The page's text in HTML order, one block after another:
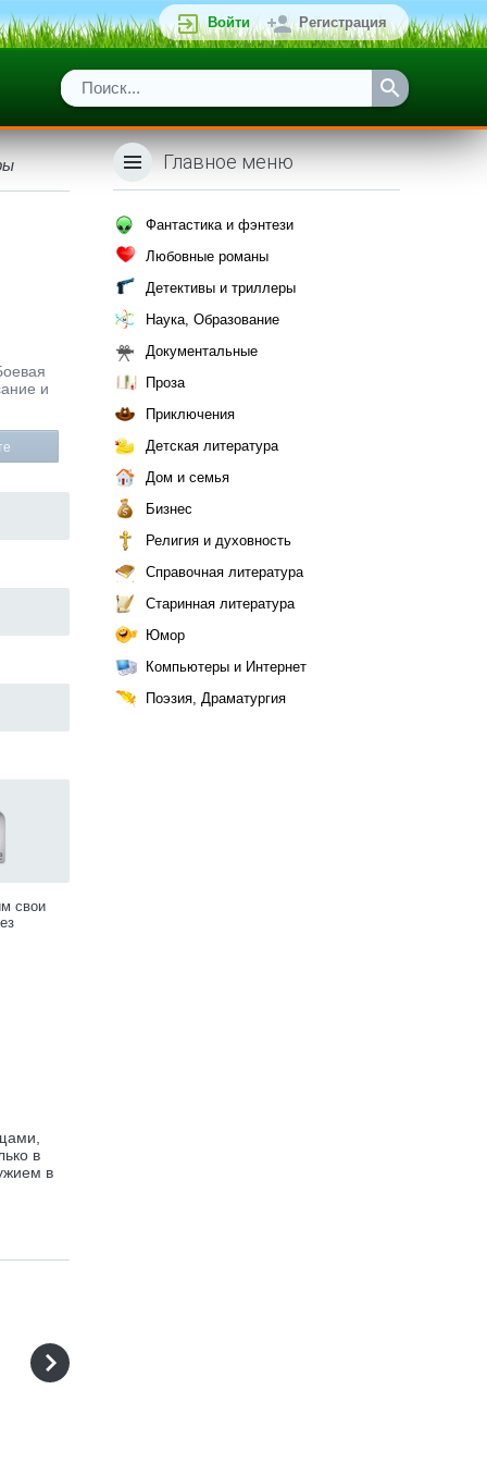
Войти Регистрация
и
свои
в
в
Главное меню
Фантастика и фэнтези
Любовные романы
Детективы и триллеры
Наука, Образование
Документальные
Проза
Приключения
Детская литература
Дом и семья
Бизнес
Религия и духовность
Справочная литература
Старинная литература
Юмор
Компьютеры и Интернет
Поэзия, Драматургия